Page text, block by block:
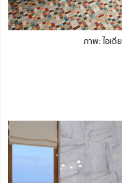
ภาพ: ไอเ